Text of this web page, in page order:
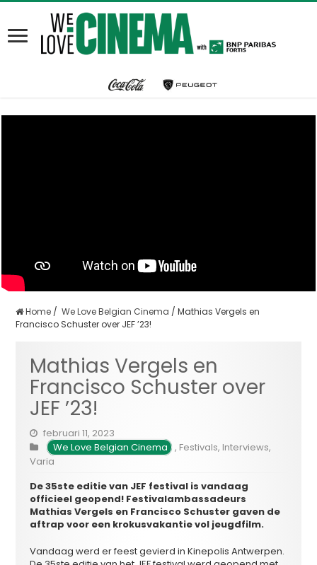
Home / We Love Belgian Cinema / Mathias Vergels en
Francisco Schuster over JEF ’23!
Mathias Vergels en
Francisco Schuster over
JEF ’23!
februari 11, 2023
We Love Belgian Cinema , Festivals, Interviews,
Varia
De 35ste editie van JEF festival is vandaag
officieel geopend! Festivalambassadeurs
Mathias Vergels en Francisco Schuster gaven de
aftrap voor een krokusvakantie vol jeugdfilm.
Vandaag werd er feest gevierd in Kinepolis Antwerpen.